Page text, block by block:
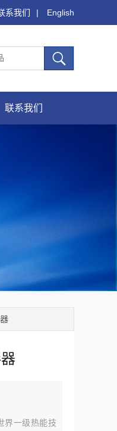
系我们 | English
联系我们
界一级热能技